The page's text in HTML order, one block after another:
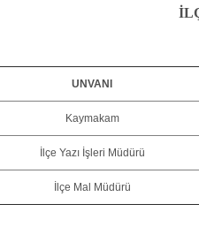
UNVANI
Kaymakam
İlçe Yazı İşleri Müdürü
İlçe Mal Müdürü